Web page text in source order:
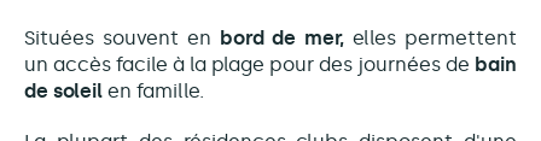
Situées souvent en bord de mer, elles permettent
un accès facile à la plage pour des journées de bain
de soleil en famille.